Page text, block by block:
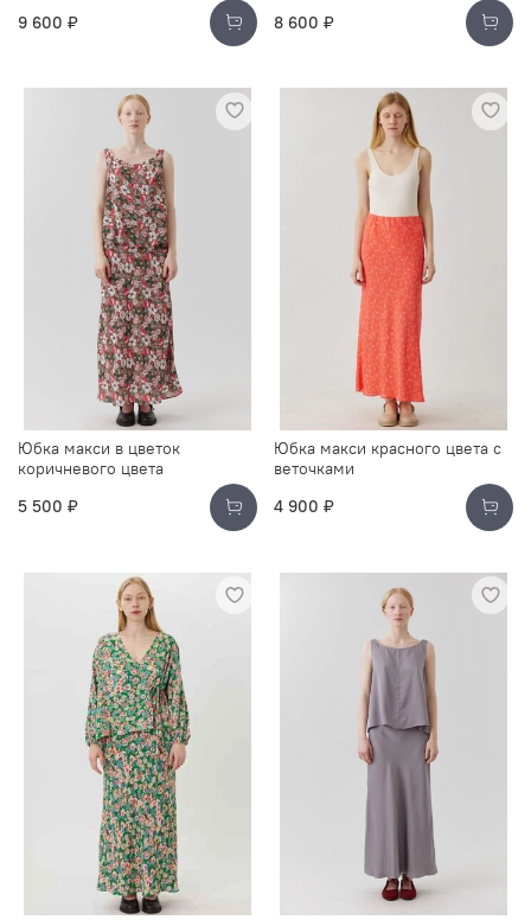
9 600 ₽
8 600 ₽
Юбка макси в цветок
коричневого цвета
5 500 ₽
Юбка макси красного цвета с
веточками
4 900 ₽